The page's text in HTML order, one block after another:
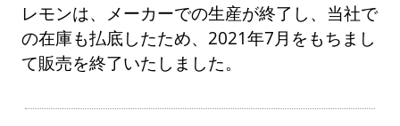
レモンは、メーカーでの生産が終了し、当社で
の在庫も払底したため、2021年7月をもちまし
て販売を終了いたしました。